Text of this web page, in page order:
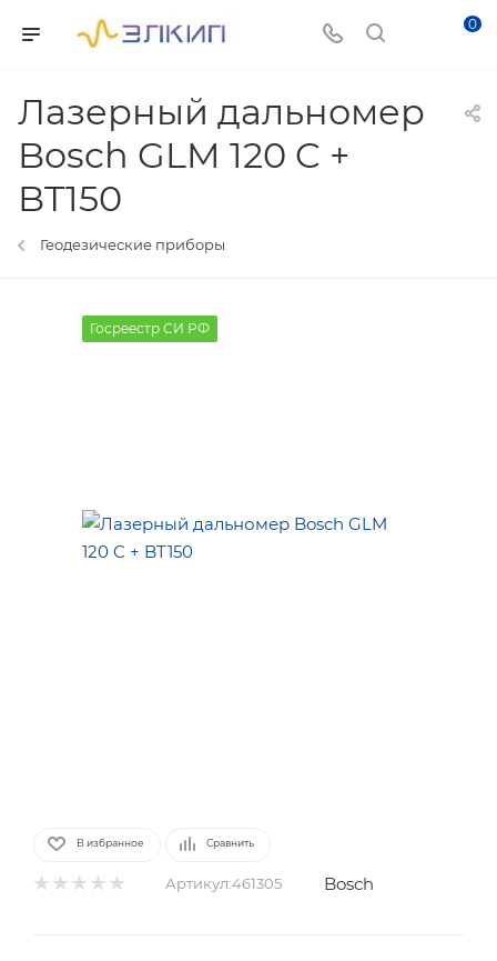
0
Лазерный дальномер
Bosch GLM 120 C +
BT150
Геодезические приборы
Госреестр СИ РФ
В избранное Сравнить
Артикул:461305 Bosch